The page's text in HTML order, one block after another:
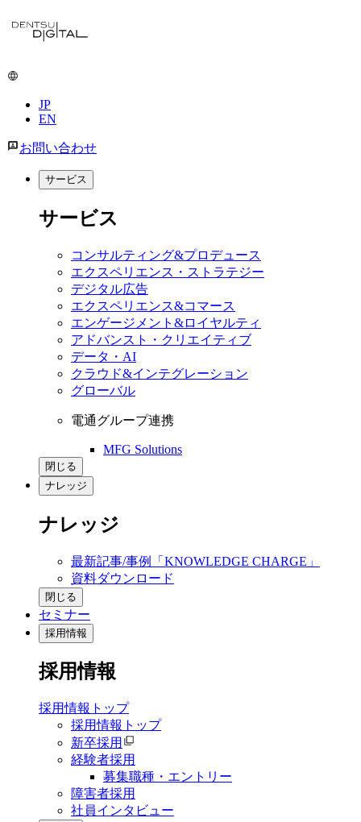
JP
EN
お問い合わせ
サービス
サービス
コンサルティング&プロデュース
エクスペリエンス・ストラテジー
デジタル広告
エクスペリエンス&コマース
エンゲージメント&ロイヤルティ
アドバンスト・クリエイティブ
データ・AI
クラウド&インテグレーション
グローバル
電通グループ連携
MFG Solutions
閉じる
ナレッジ
ナレッジ
最新記事/事例「KNOWLEDGE CHARGE」
資料ダウンロード
閉じる
セミナー
採用情報
採用情報
採用情報トップ
採用情報トップ
新卒採用
経験者採用
募集職種・エントリー
障害者採用
社員インタビュー